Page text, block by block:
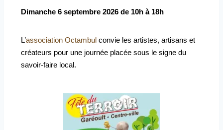
Dimanche 6 septembre 2026 de 10h à 18h
L’association Octambul convie les artistes, artisans et
créateurs pour une journée placée sous le signe du
savoir-faire local.